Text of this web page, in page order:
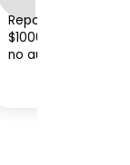
Reposición de
$1000 de
no autorizadas.